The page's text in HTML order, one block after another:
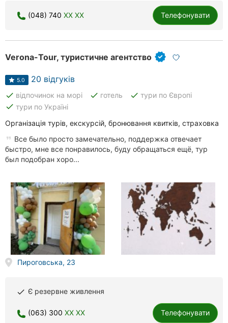
(048) 740 XX XX Телефонувати
Verona-Tour, туристичне агентство
5.0 20 відгуків
done відпочинок на морі done готель done тури по Європі
done тури по Україні
Організація турів, екскурсій, бронювання квитків, страховка
Все было просто замечательно, поддержка отвечает
быстро, мне все понравилось, буду обращаться ещё, тур
был подобран хоро...
Пироговська, 23
done Є резервне живлення
(063) 300 XX XX Телефонувати